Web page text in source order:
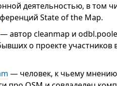
деятельностью, в том
State of the Map.
— автор cleanmap и
о проекте
— человек, к чьему мнению